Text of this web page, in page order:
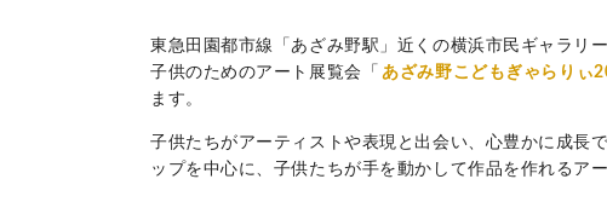
東急田園都市線「あざみ野駅」近くの横浜市民ギャラリ
子供のためのアート展覧会「 あざみ野こどもぎゃらりぃ
ます。
子供たちがアーティストや表現と出会い、心豊かに成長
ップを中心に、子供たちが手を動かして作品を作れるア